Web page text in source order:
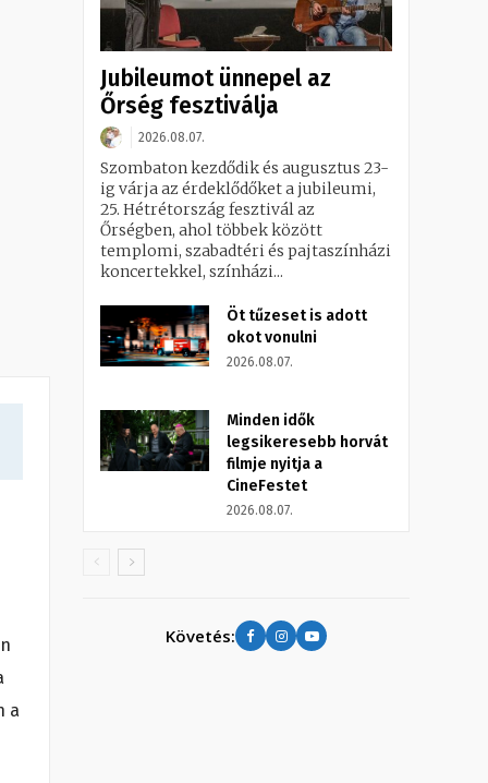
a
Jubileumot ünnepel az
Őrség fesztiválja
2026.08.07.
Szombaton kezdődik és augusztus 23-
ig várja az érdeklődőket a jubileumi,
25. Hétrétország fesztivál az
Őrségben, ahol többek között
templomi, szabadtéri és pajtaszínházi
koncertekkel, színházi...
Öt tűzeset is adott
okot vonulni
2026.08.07.
Minden idők
legsikeresebb horvát
filmje nyitja a
CineFestet
2026.08.07.
Követés: